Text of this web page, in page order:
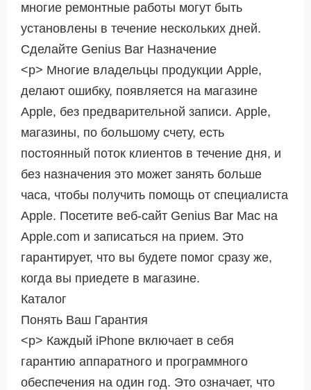
многие ремонтные работы могут быть
установлены в течение нескольких дней.
Сделайте Genius Bar Назначение
<р> Многие владельцы продукции Apple,
делают ошибку, появляется на магазине
Apple, без предварительной записи. Apple,
магазины, по большому счету, есть
постоянный поток клиентов в течение дня, и
без назначения это может занять больше
часа, чтобы получить помощь от специалиста
Apple. Посетите веб-сайт Genius Bar Mac на
Apple.com и записаться на прием. Это
гарантирует, что вы будете помог сразу же,
когда вы приедете в магазине.
Каталог
Понять Ваш Гарантия
<р> Каждый iPhone включает в себя
гарантию аппаратного и программного
обеспечения на один год. Это означает, что